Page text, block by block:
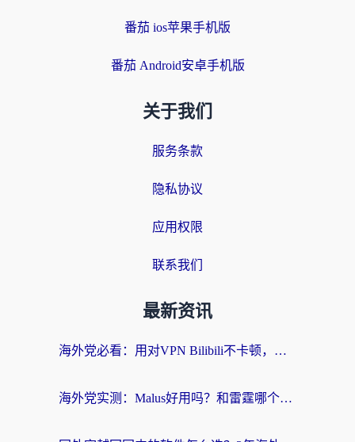
番茄 ios苹果手机版
番茄 Android安卓手机版
关于我们
服务条款
隐私协议
应用权限
联系我们
最新资讯
海外党必看：用对VPN Bilibili不卡顿，英国玩国内游戏也丝滑——2026回国加速器选择指南
海外党实测：Malus好用吗？和雷霆哪个好？+ 3款热门加速器深度对比